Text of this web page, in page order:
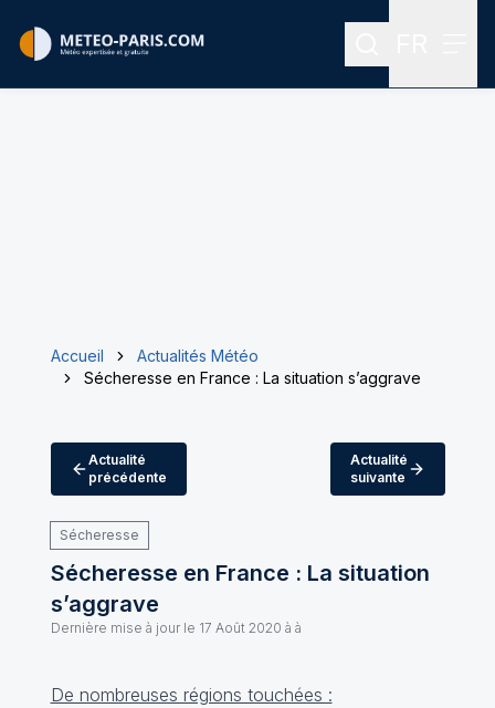
Rechercher
Accueil
Actualités Météo
Sécheresse en France : La situation s’aggrave
Actualité
précédente
Actualité
suivante
Sécheresse
Sécheresse en France : La situation
s’aggrave
Dernière mise à jour le 17 Août 2020 à à
De nombreuses régions touchées :